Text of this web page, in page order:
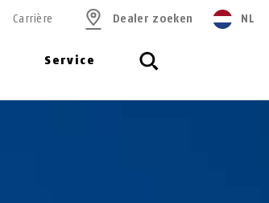
Service
Carrière Dealer zoeken NL